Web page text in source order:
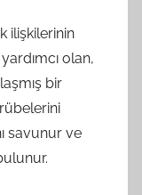
ilişkilerinin
olan,
bir
savunur ve